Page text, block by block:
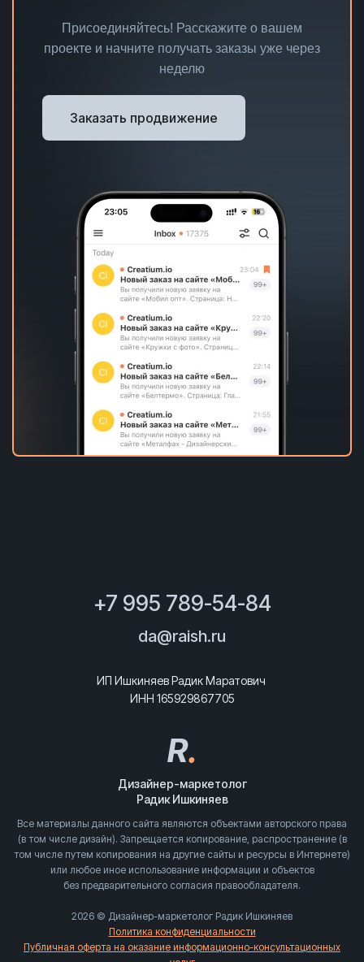
Присоединяйтесь! Расскажите о вашем
проекте и начните получать заказы уже через
неделю
Заказать продвижение
+7 995 789-54-84
da@raish.ru
ИП Ишкиняев Радик Маратович
ИНН 165929867705
R.
Дизайнер-маркетолог
Радик Ишкиняев
Все материалы данного сайта являются объектами авторского права
(в том числе дизайн). Запрещается копирование, распространение (в
том числе путем копирования на другие сайты и ресурсы в Интернете)
или любое иное использование информации и объектов
без предварительного согласия правообладателя.
2026 © Дизайнер-маркетолог Радик Ишкиняев
Политика конфиденциальности
Публичная оферта на оказание информационно-консультационных